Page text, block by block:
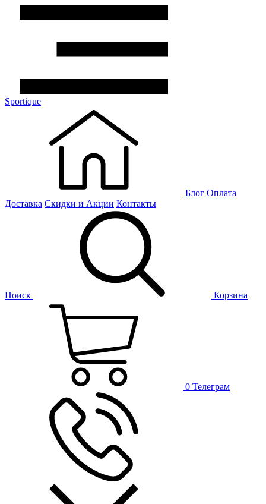
Sportique
Блог Оплата
Доставка Скидки и Акции Контакты
Поиск Корзина
0 Телеграм